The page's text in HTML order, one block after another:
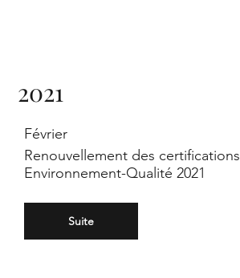
2021
Février
Renouvellement des certifications
Environnement-Qualité 2021
Suite
In
197